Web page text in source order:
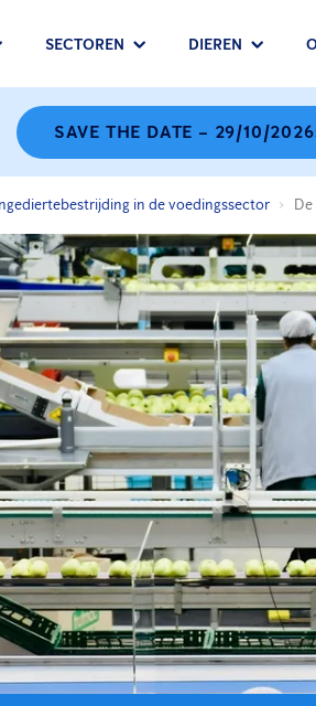
SECTOREN DIEREN
SAVE THE DATE – 29/10/
in de voedingssector